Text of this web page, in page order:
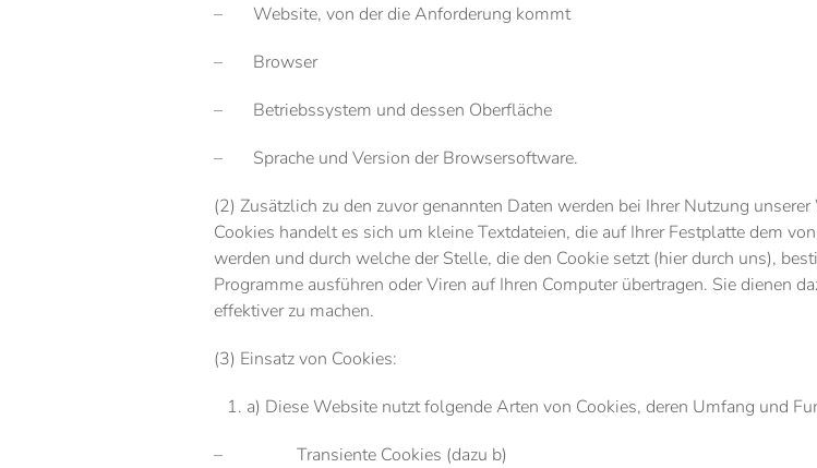
– Website, von der die Anforderung kommt
– Browser
– Betriebssystem und dessen Oberfläche
– Sprache und Version der Browsersoftware.
(2) Zusätzlich zu den zuvor genannten Daten werden bei Ihrer Nutzung
Cookies handelt es sich um kleine Textdateien, die auf Ihrer Festplatte dem
werden und durch welche der Stelle, die den Cookie setzt (hier durch uns),
Programme ausführen oder Viren auf Ihren Computer übertragen. Sie dienen
effektiver zu machen.
(3) Einsatz von Cookies:
a) Diese Website nutzt folgende Arten von Cookies, deren Umfang und
– Transiente Cookies (dazu b)